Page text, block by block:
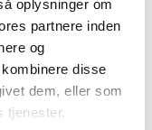
oplysninger om
partnere inden
og
disse
dem, eller som
tjenester.